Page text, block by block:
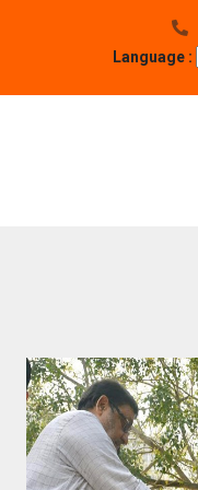
Language :